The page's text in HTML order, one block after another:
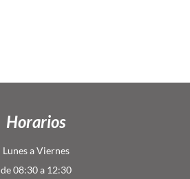
Horarios
Lunes a Viernes
de 08:30 a 12:30